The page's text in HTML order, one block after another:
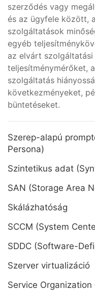
szerződés vagy
és az ügyfele között,
szolgáltatások
egyéb
az elvárt szolgáltatási
teljesítménymérőket,
szolgáltatás
következményeket,
büntetéseket.
Szerep-alapú
Persona)
Szintetikus adat
SAN (Storage Area
Skálázhatóság
SCCM (System
SDDC (Software-
Szerver virtualizáció
Service Organization